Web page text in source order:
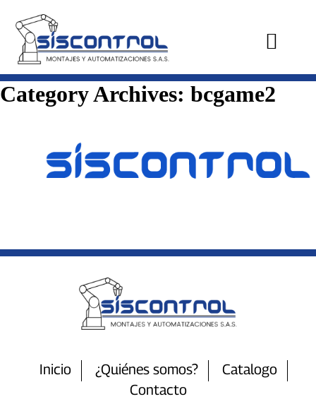
Category Archives: bcgame2
Inicio ¿Quiénes somos?
Catalogo
Contacto